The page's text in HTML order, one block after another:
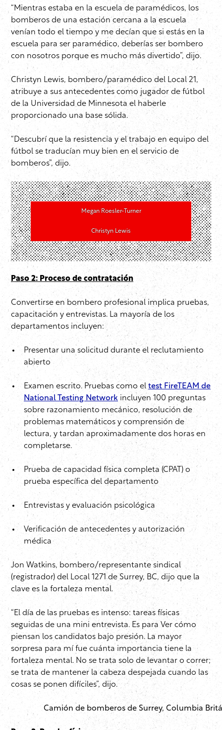
“Mientras estaba en la escuela de paramédicos, los
bomberos de una estación cercana a la escuela
venían todo el tiempo y me decían que si estás en la
escuela para ser paramédico, deberías ser bombero
con nosotros porque es mucho más divertido”, dijo.
Christyn Lewis, bombero/paramédico del Local 21,
atribuye a sus antecedentes como jugador de fútbol
de la Universidad de Minnesota el haberle
proporcionado una base sólida.
“Descubrí que la resistencia y el trabajo en equipo del
fútbol se traducían muy bien en el servicio de
bomberos”, dijo.
Megan Roesler-Turner
Christyn Lewis
Paso 2: Proceso de contratación
Convertirse en bombero profesional implica pruebas,
capacitación y entrevistas. La mayoría de los
departamentos incluyen:
Presentar una solicitud durante el reclutamiento
abierto
Examen escrito. Pruebas como el test FireTEAM de
National Testing Network incluyen 100 preguntas
sobre razonamiento mecánico, resolución de
problemas matemáticos y comprensión de
lectura, y tardan aproximadamente dos horas en
completarse.
Prueba de capacidad física completa (CPAT) o
prueba específica del departamento
Entrevistas y evaluación psicológica
Verificación de antecedentes y autorización
médica
Jon Watkins, bombero/representante sindical
(registrador) del Local 1271 de Surrey, BC, dijo que la
clave es la fortaleza mental.
“El día de las pruebas es intenso: tareas físicas
seguidas de una mini entrevista. Es para Ver cómo
piensan los candidatos bajo presión. La mayor
sorpresa para mí fue cuánta importancia tiene la
fortaleza mental. No se trata solo de levantar o correr;
se trata de mantener la cabeza despejada cuando las
cosas se ponen difíciles”, dijo.
Camión de bomberos de Surrey, Columbia